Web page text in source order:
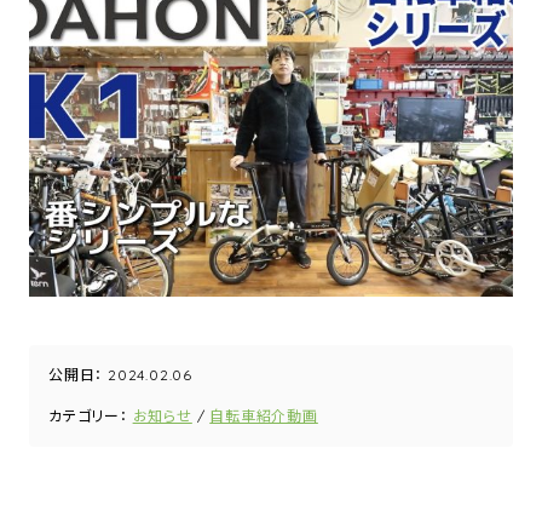
公開日： 2024.02.06
カテゴリー： お知らせ 自転車紹介動画